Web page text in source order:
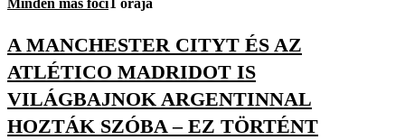
Minden más foci1 órája
A MANCHESTER CITYT ÉS AZ
ATLÉTICO MADRIDOT IS
VILÁGBAJNOK ARGENTINNAL
HOZTÁK SZÓBA – EZ TÖRTÉNT